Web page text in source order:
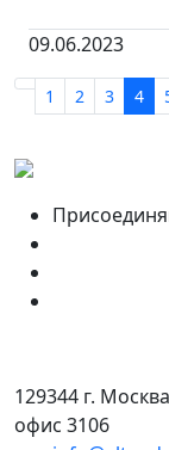
09.06.2023
1 2 3 4
129344 г.
офис 3106